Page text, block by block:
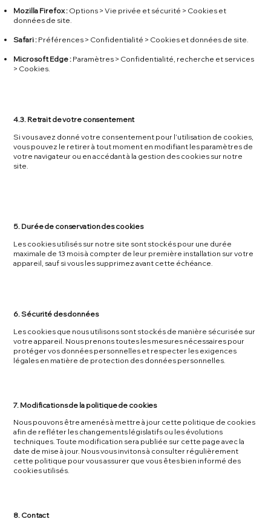
Mozilla Firefox : Options > Vie privée et sécurité > Cookies et
données de site.
Safari : Préférences > Confidentialité > Cookies et données de site.
Microsoft Edge : Paramètres > Confidentialité, recherche et services
> Cookies.
4.3. Retrait de votre consentement
Si vous avez donné votre consentement pour l’utilisation de cookies,
vous pouvez le retirer à tout moment en modifiant les paramètres de
votre navigateur ou en accédant à la gestion des cookies sur notre
site.
5. Durée de conservation des cookies
Les cookies utilisés sur notre site sont stockés pour une durée
maximale de 13 mois à compter de leur première installation sur votre
appareil, sauf si vous les supprimez avant cette échéance.
6. Sécurité des données
Les cookies que nous utilisons sont stockés de manière sécurisée sur
votre appareil. Nous prenons toutes les mesures nécessaires pour
protéger vos données personnelles et respecter les exigences
légales en matière de protection des données personnelles.
7. Modifications de la politique de cookies
Nous pouvons être amenés à mettre à jour cette politique de cookies
afin de refléter les changements législatifs ou les évolutions
techniques. Toute modification sera publiée sur cette page avec la
date de mise à jour. Nous vous invitons à consulter régulièrement
cette politique pour vous assurer que vous êtes bien informé des
cookies utilisés.
8. Contact